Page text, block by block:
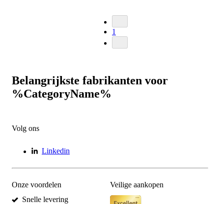
1
Belangrijkste fabrikanten voor
%CategoryName%
Volg ons
Linkedin
Onze voordelen
Snelle levering
Veilige aankopen